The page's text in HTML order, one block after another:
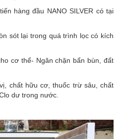
hàng đầu NANO SILVER có tại
sót lại trong quá trình lọc có kích
cơ thể- Ngăn chặn bẩn bùn, đất
chất hữu cơ, thuốc trừ sâu, chất
dư trong nước.